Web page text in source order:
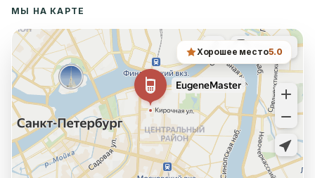
МЫ НА КАРТЕ
Хорошее место5.0